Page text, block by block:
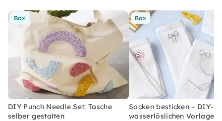
Box
DIY Punch Needle Set: Tasche
selber gestalten
Box
Socken besticken – DIY-
wasserlöslichen Vorlagen